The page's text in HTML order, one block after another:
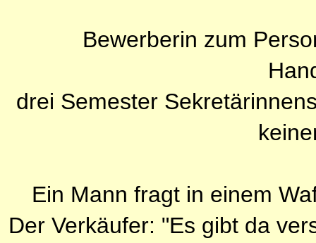
Bewerberin zum
drei Semester
Ein Mann fragt in einem
Der Verkäufer: "Es gibt da